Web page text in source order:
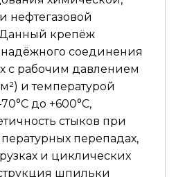
нефтегазовой
крепёж
соединения
с рабочим давлением
и температурой
до +600°С,
стыков при
перепадах,
и циклических
шпильки